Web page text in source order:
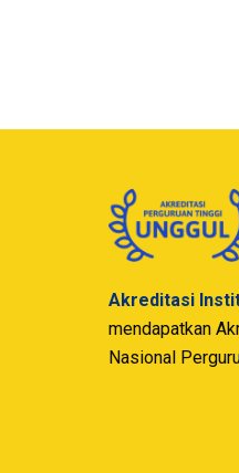
Akreditasi
mendapatkan
Nasional